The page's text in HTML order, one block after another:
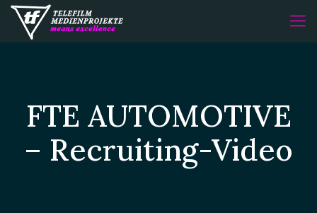
FTE AUTOMOTIVE
– Recruiting-Video